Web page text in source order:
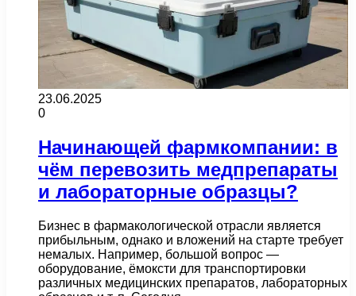
23.06.2025
0
Начинающей фармкомпании: в
чём перевозить медпрепараты
и лабораторные образцы?
Бизнес в фармакологической отрасли является
прибыльным, однако и вложений на старте требует
немалых. Например, большой вопрос —
оборудование, ёмоксти для транспортировки
различных медицинских препаратов, лабораторных